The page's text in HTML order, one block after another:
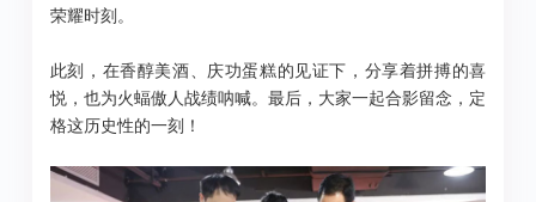
荣耀时刻。
此刻，在香醇美酒、庆功蛋糕的见证下，分享着拼搏的喜
悦，也为火蝠傲人战绩呐喊。最后，大家一起合影留念，定
格这历史性的一刻！